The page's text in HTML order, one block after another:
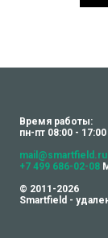
Время работы:
пн-пт 08:00 - 17:00
mail@smartfield.ru
+7 499 686-02-08
© 2011-2026
Smartfield -